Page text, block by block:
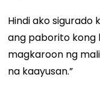
Hindi ako sigurado
ang paborito kong
magkaroon ng
na kaayusan.”